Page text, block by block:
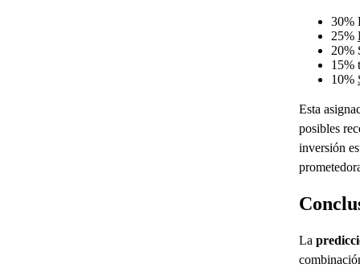
30%
25%
20%
15%
10%
Esta
posibles
inversión
La